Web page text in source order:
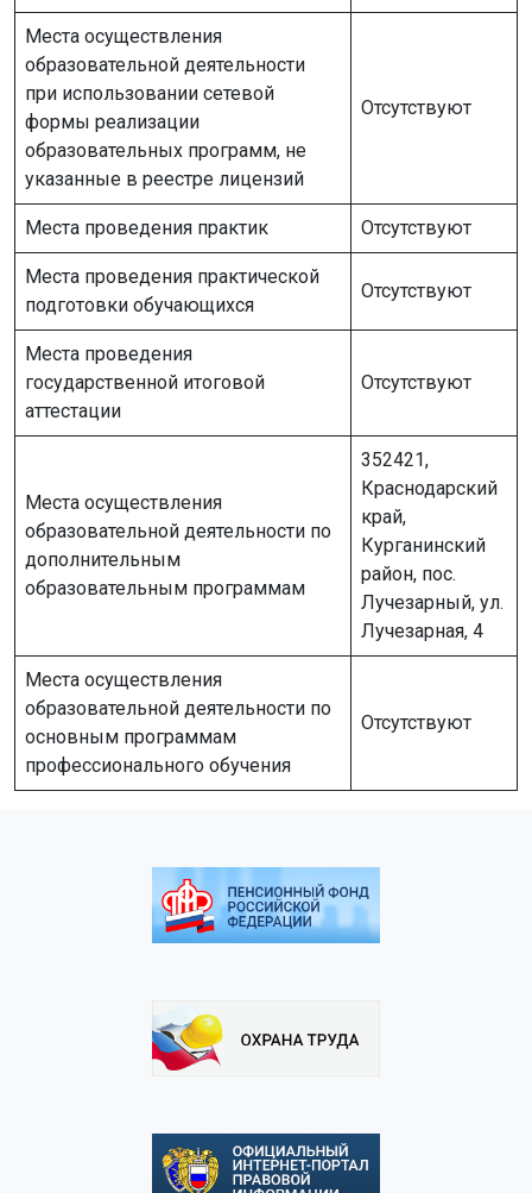
Места осуществления
образовательной деятельности
при использовании сетевой
формы реализации
образовательных программ, не
указанные в реестре лицензий
Отсутствуют
Места проведения практик Отсутствуют
Места проведения практической
подготовки обучающихся
Отсутствуют
Места проведения
государственной итоговой
аттестации
Отсутствуют
Места осуществления
образовательной деятельности по
дополнительным
образовательным программам
352421,
Краснодарский
край,
Курганинский
район, пос.
Лучезарный, ул.
Лучезарная, 4
Места осуществления
образовательной деятельности по
основным программам
профессионального обучения
Отсутствуют